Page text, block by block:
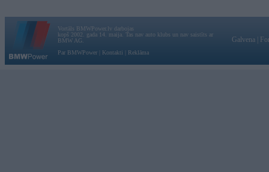
Vortāls BMWPower.lv darbojas
kopš 2002. gada 14. maija. Tas nav auto klubs un nav saistīts ar
BMW AG.
Par BMWPower
Kontakti Reklāma
Galvena